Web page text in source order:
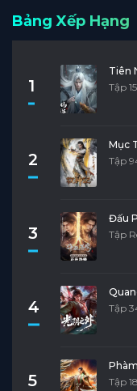
Bảng Xếp Hạng
1
Tiên
Tập
2
Mục
Tập
3
Đấu
Tập
4
Tập
5
Tập